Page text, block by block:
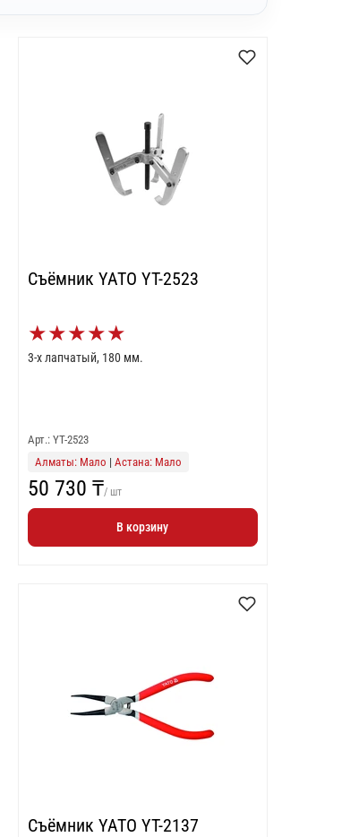
Съёмник YATO YT-2523
★★★★★
3-х лапчатый, 180 мм.
Арт.: YT-2523
Алматы: Мало | Астана: Мало
50 730 ₸/ шт
В корзину
Съёмник YATO YT-2137